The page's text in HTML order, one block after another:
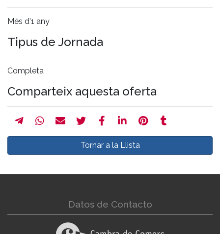
Més d'1 any
Tipus de Jornada
Completa
Comparteix aquesta oferta
Tornar a la Llista
Datos de Contacto